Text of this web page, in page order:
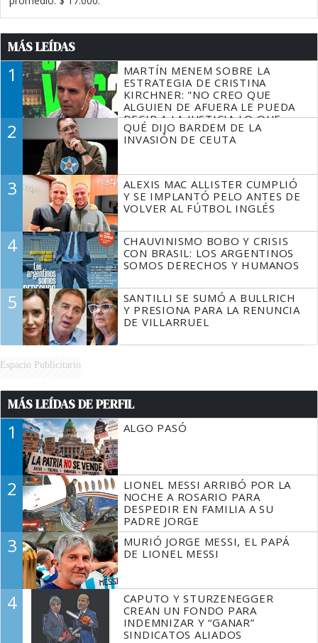
MÁS LEÍDAS
1
MARTÍN MENEM SOBRE LA
ESTRATEGIA DE CRISTINA
KIRCHNER: "NO CREO QUE
ALGUIEN DE AFUERA LE PUEDA
DECIR A LA JUSTICIA LO QUE
TIENE QUE HACER"
2
QUÉ DIJO BARDEM DE LA
INVASIÓN DE CEUTA
3
ALEXIS MAC ALLISTER CUMPLIÓ
Y SE IMPLANTÓ PELO ANTES DE
VOLVER AL FÚTBOL INGLÉS
4
CHAUVINISMO BOBO Y CRISIS
CON BRASIL: LOS ARGENTINOS
SOMOS DERECHOS Y HUMANOS
5
SANTILLI SE SUMÓ A BULLRICH
Y PRESIONA PARA LA RENUNCIA
DE VILLARRUEL
Espacio Publicitario
MÁS LEÍDAS DE PERFIL
1 ALGO PASÓ
2
LIONEL MESSI ARRIBÓ POR LA
NOCHE A ROSARIO PARA
DESPEDIR EN FAMILIA A SU
PADRE JORGE
3
MURIÓ JORGE MESSI, EL PAPÁ
DE LIONEL MESSI
4
CAPUTO Y STURZENEGGER
CREAN UN FONDO PARA
INDEMNIZAR Y “GANAR”
SINDICATOS ALIADOS